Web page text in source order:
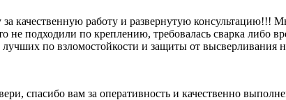
качественную работу и развернутую
не подходили по креплению, требовалась сварка либо
лучших по взломостойкости и защиты от
спасибо вам за оперативность и качественно